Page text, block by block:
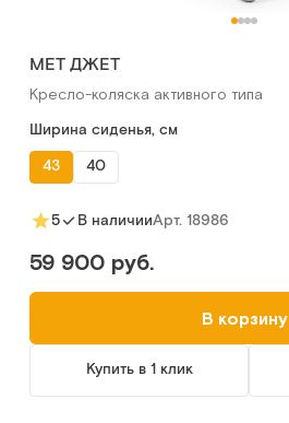
МЕТ ДЖЕТ
Кресло-коляска активного типа
Ширина сиденья, см
43
40
5 В наличииАрт. 18986
59 900 руб.
В корзину
Купить в 1 клик